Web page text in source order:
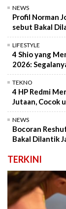
NEWS
Profil Norman
sebut Bakal
LIFESTYLE
4 Shio yang
2026:
TEKNO
4 HP Redmi
Jutaan, Cocok
NEWS
Bocoran
Bakal Dilantik
TERKINI